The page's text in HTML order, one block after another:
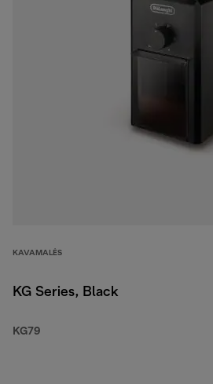
KAVAMALĖS
KG Series, Black
KG79